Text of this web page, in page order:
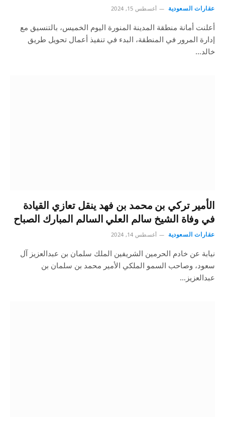
عقارات السعودية أغسطس 15, 2024
أعلنت أمانة منطقة المدينة المنورة اليوم الخميس، بالتنسيق مع
إدارة المرور في المنطقة، البدء في تنفيذ أعمال تحويل طريق
خالد…
الأمير تركي بن محمد بن فهد ينقل تعازي القيادة
في وفاة الشيخ سالم العلي السالم المبارك الصباح
عقارات السعودية أغسطس 14, 2024
نيابة عن خادم الحرمين الشريفين الملك سلمان بن عبدالعزيز آل
سعود، وصاحب السمو الملكي الأمير محمد بن سلمان بن
عبدالعزيز…